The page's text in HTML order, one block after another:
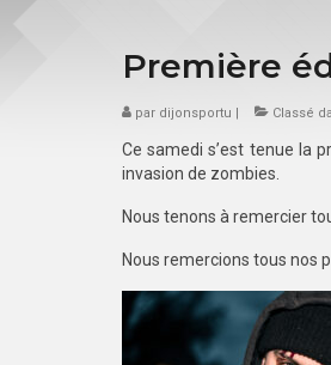
Première
par dijonsportu | Classé
Ce samedi s’est tenue la
invasion de zombies.
Nous tenons à remercier
Nous remercions tous nos